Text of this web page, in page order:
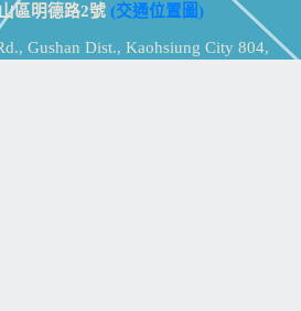
區明德路2號 (交通位置圖)
Gushan Dist., Kaohsiung City 804,